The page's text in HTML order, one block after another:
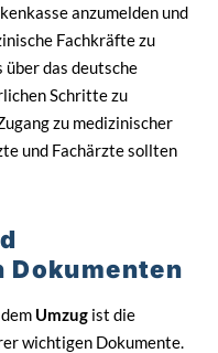
anzumelden und
Fachkräfte zu
über das deutsche
Schritte zu
zu medizinischer
und Fachärzte sollten
Umzug ist die
wichtigen Dokumente.